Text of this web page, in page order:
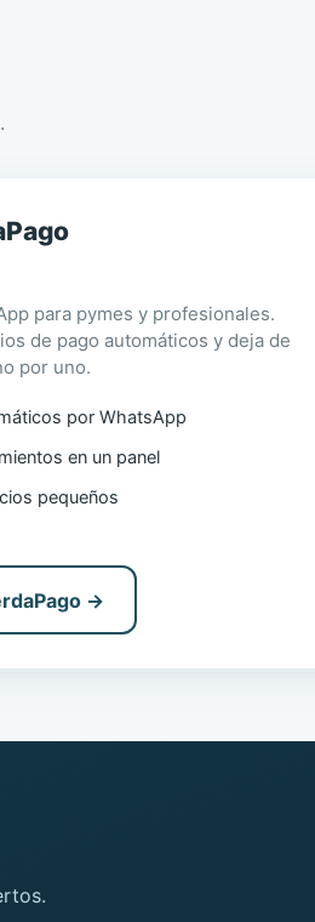
para pymes y profesionales.
de pago automáticos y deja de
por uno.
por WhatsApp
en un panel
pequeños
→